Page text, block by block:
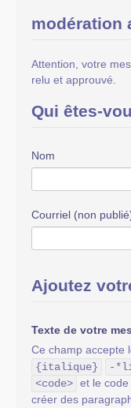
modération
Attention, votre
relu et approuvé.
Qui êtes-
Nom
Courriel (non
Ajoutez
Texte de votre
Ce champ accepte
{italique}
-
<code> et le code
créer des